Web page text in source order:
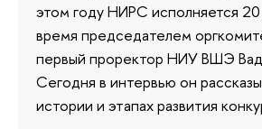
этом году НИРС исполняется 20
время председателем
первый проректор НИУ ВШЭ
Сегодня в интервью он
истории и этапах развития